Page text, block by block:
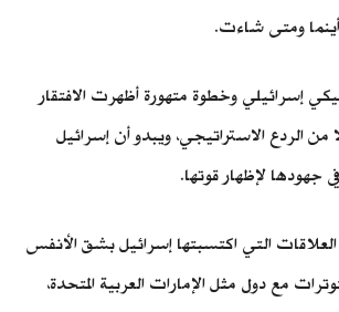
ومتى شاءت.
إسرائيلي وخطوة متهورة أظهرت الافتقار
الردع الاستراتيجي، ويبدو أن إسرائيل
جهودها لإظهار قوتها.
العلاقات التي اكتسبتها إسرائيل بشق الأنفس
مع دول مثل الإمارات العربية المتحدة،